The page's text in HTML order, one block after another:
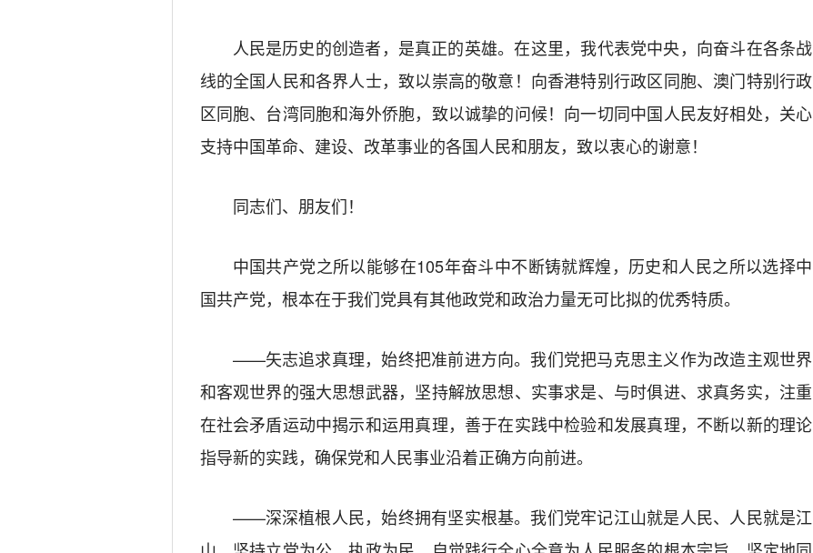
人民是历史的创造者，是真正的英雄。在这里，我代表党中央，向奋斗在各条战
线的全国人民和各界人士，致以崇高的敬意！向香港特别行政区同胞、澳门特别行政
区同胞、台湾同胞和海外侨胞，致以诚挚的问候！向一切同中国人民友好相处，关心
支持中国革命、建设、改革事业的各国人民和朋友，致以衷心的谢意！
同志们、朋友们！
中国共产党之所以能够在105年奋斗中不断铸就辉煌，历史和人民之所以选择中
国共产党，根本在于我们党具有其他政党和政治力量无可比拟的优秀特质。
——矢志追求真理，始终把准前进方向。我们党把马克思主义作为改造主观世界
和客观世界的强大思想武器，坚持解放思想、实事求是、与时俱进、求真务实，注重
在社会矛盾运动中揭示和运用真理，善于在实践中检验和发展真理，不断以新的理论
指导新的实践，确保党和人民事业沿着正确方向前进。
——深深植根人民，始终拥有坚实根基。我们党牢记江山就是人民、人民就是江